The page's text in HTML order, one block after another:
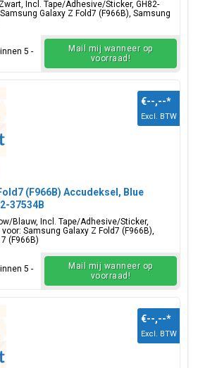
Incl. Tape/Adhesive/Sticker, GH82-
Galaxy Z Fold7 (F966B), Samsung
5 -
Mail mij wanneer op
voorraad!
(F966B) Accudeksel, Blue
37534B
Blauw, Incl. Tape/Adhesive/Sticker,
Samsung Galaxy Z Fold7 (F966B),
(F966B)
€--,--*
Excl. BTW
5 -
Mail mij wanneer op
voorraad!
€--,--*
Excl. BTW